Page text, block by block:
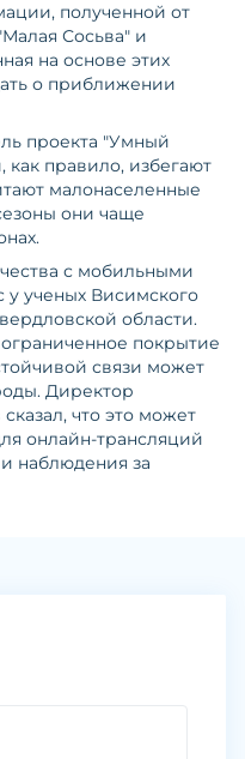
полученной от
Сосьва" и
на основе этих
о приближении
проекта "Умный
как правило, избегают
малонаселенные
они чаще
с мобильными
у ученых Висимского
области.
покрытие
связи может
Директор
что это может
онлайн-трансляций
наблюдения за